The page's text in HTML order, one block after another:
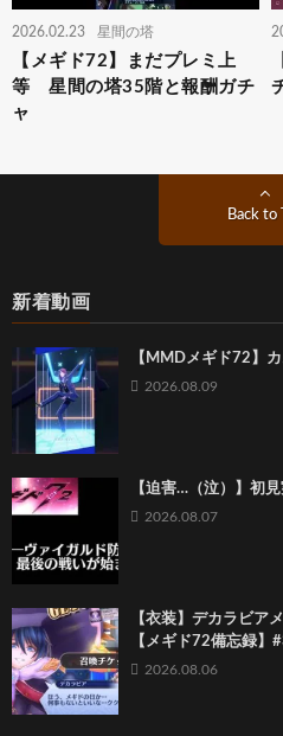
2026.02.23 星間の塔
【メギド72】まだプレミ上
等 星間の塔35階と報酬ガチ
ャ
Back to
新着動画
【MMDメギド72】
2026.08.09
【迫害…（泣）】初
2026.08.07
【衣装】デカラビア
【メギド72備忘録】
2026.08.06